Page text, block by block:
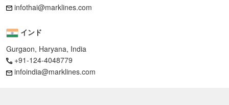
infothai@marklines.com
インド
Gurgaon, Haryana, India
+91-124-4048779
infoindia@marklines.com